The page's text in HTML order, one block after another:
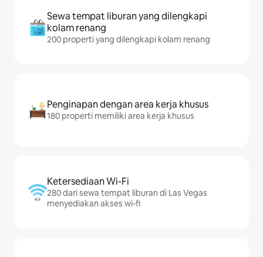
Sewa tempat liburan yang dilengkapi
kolam renang
200 properti yang dilengkapi kolam renang
Penginapan dengan area kerja khusus
180 properti memiliki area kerja khusus
Ketersediaan Wi-Fi
280 dari sewa tempat liburan di Las Vegas
menyediakan akses wi-fi